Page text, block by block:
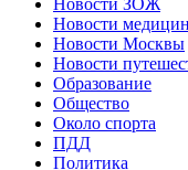
Новости
Новости Москвы
Новости
Образование
Общество
Около спорта
ПДД
Политика